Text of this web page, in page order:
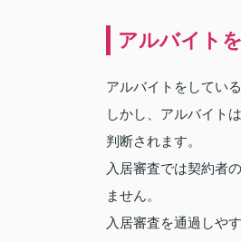
アルバイト
アルバイトをしてい
しかし、アルバイト
判断されます。
入居審査では契約者
ません。
入居審査を通過しや